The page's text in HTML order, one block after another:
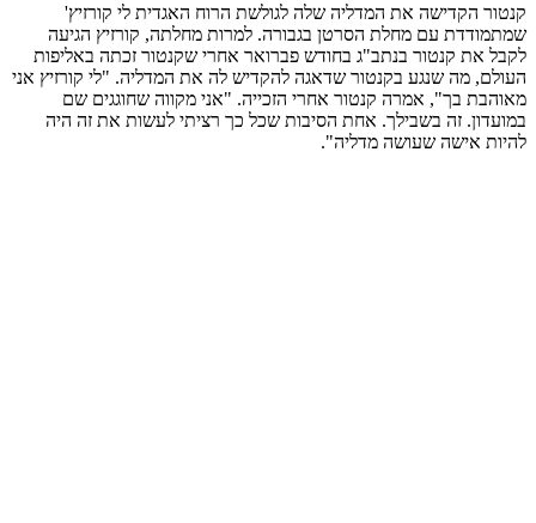
קנטור הקדישה את המדליה שלה לגולשת הרוח האגדית לי קורזיץ'
שמתמודדת עם מחלת הסרטן בגבורה. למרות מחלתה, קורזיץ הגיעה
לקבל את קנטור בנתב"ג בחודש פברואר אחרי שקנטור זכתה באליפות
העולם, מה שנגע בקנטור שדאגה להקדיש לה את המדליה. "לי קורזיץ אני
מאוהבת בך", אמרה קנטור אחרי הזכייה. "אני מקווה שחוגגים שם
במועדון. זה בשבילך. אחת הסיבות שכל כך רציתי לעשות את זה היה
להיות אישה שעושה מדליה".